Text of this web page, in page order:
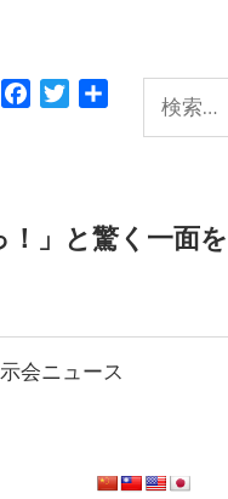
索:
Facebook
Twitter
」と驚く一面
会ニュース